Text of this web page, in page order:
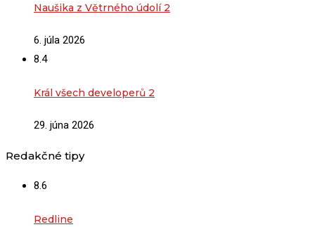
Naušika z Větrného údolí 2
6. júla 2026
8.4
Král všech developerů 2
29. júna 2026
Redakčné tipy
8.6
Redline